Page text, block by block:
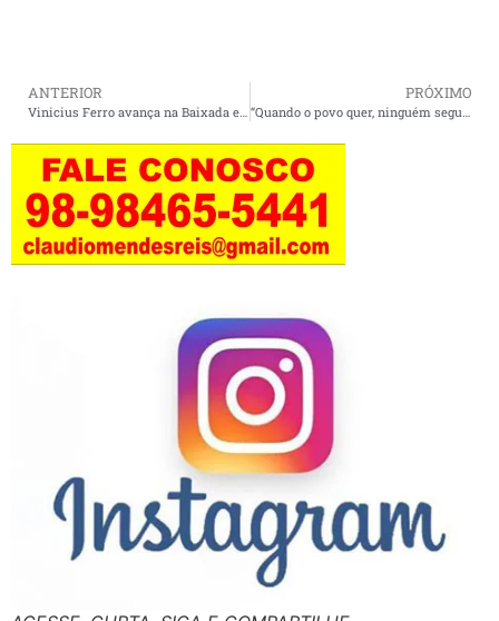
ANTERIOR
Vinicius Ferro avança na Baixada e Litoral Maranhense com apoio de prefeitos e lideranças.
PRÓXIMO
“Quando o povo quer, ninguém segura”: Presidente Dutra recebe Eduardo Braide e lideranças com grande festa.